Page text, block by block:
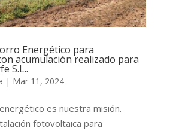
Energético para
acumulación realizado para
S.L..
| Mar 11, 2024
es nuestra misión.
fotovoltaica para